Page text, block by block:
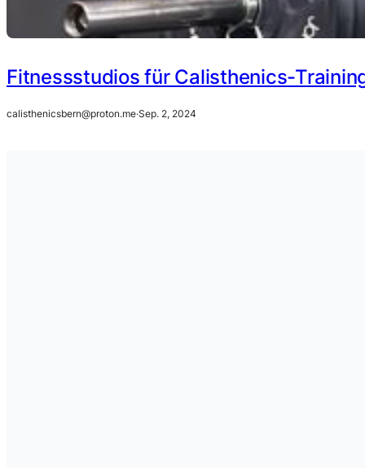
Fitnessstudios für Calisthenics-
calisthenicsbern@proton.me·Sep. 2, 2024